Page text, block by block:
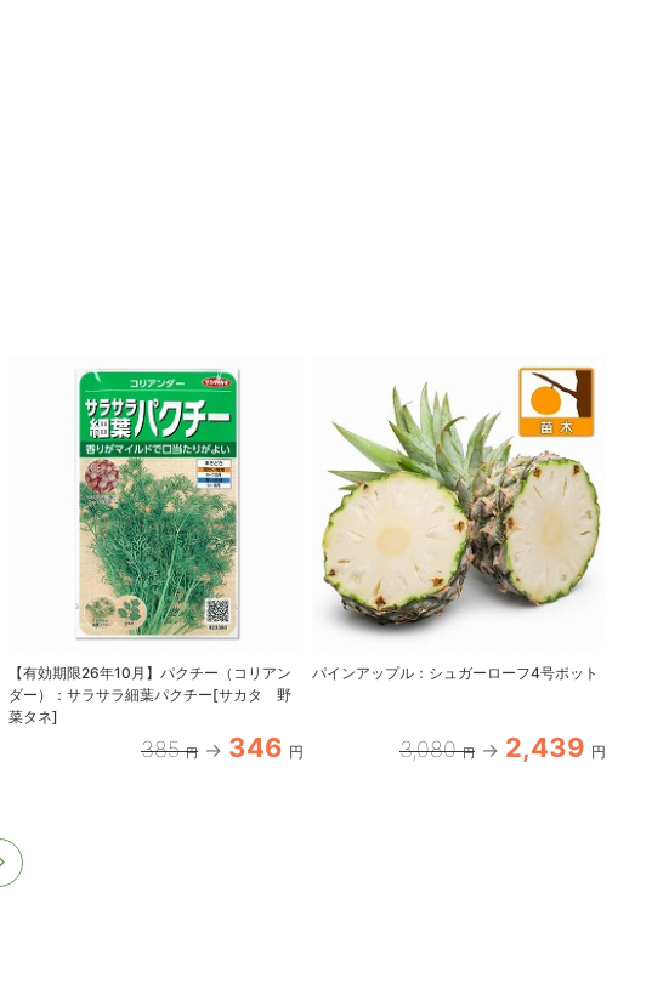
【有効期限26年10月】パクチー（コリアン
ダー）：サラサラ細葉パクチー[サカタ 野
菜タネ]
385 円 346 円
パインアップル：シュガーローフ4号ポット
3,080 円 2,439 円